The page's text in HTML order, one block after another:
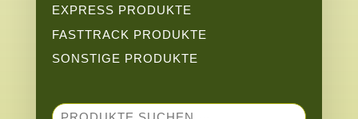
EXPRESS PRODUKTE
FASTTRACK PRODUKTE
SONSTIGE PRODUKTE
SUCHEN